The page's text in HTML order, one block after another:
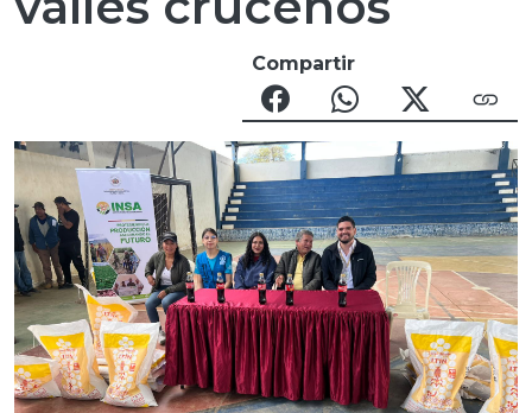
Compartir